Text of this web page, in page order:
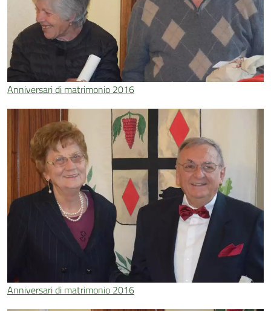
Anniversari di matrimonio 2016
Anniversari di matrimonio 2016